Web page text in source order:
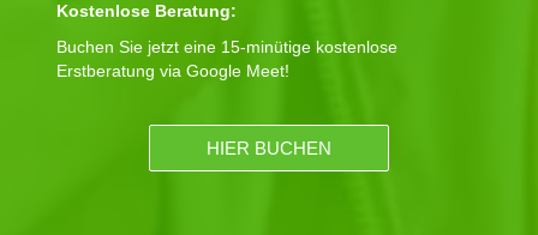
Kostenlose Beratung:
Buchen Sie jetzt eine 15-minütige kostenlose
Erstberatung via Google Meet!
HIER BUCHEN